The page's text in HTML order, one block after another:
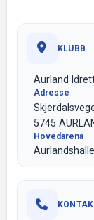
KLUBB
Aurland
Adresse
5745
Hovedarena